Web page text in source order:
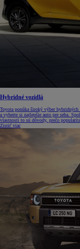
Hybridné vozidlá
Toyota ponúka široký výber
a vyberte si najlepšie auto pre seba.
vlastnosti to sú dôvody, prečo
Zistiť viac